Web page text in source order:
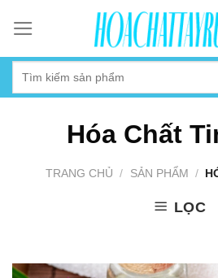
content
Hóa Chất
TRANG CHỦ / SẢN PHẨM /
LỌC